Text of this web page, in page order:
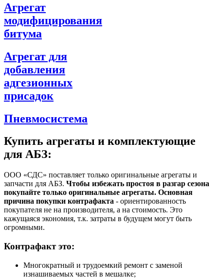
Агрегат
модифицирования
битума
Агрегат для
добавления
адгезионных
присадок
Пневмосистема
Купить агрегаты и комплектующие
для АБЗ:
ООО «СДС» поставляет только оригинальные агрегаты и
запчасти для АБЗ. Чтобы избежать простоя в разгар сезона
покупайте только оригинальные агрегаты. Основная
причина покупки контрафакта - ориентированность
покупателя не на производителя, а на стоимость. Это
кажущаяся экономия, т.к. затраты в будущем могут быть
огромными.
Контрафакт это:
Многократный и трудоемкий ремонт с заменой
изнашиваемых частей в мешалке;